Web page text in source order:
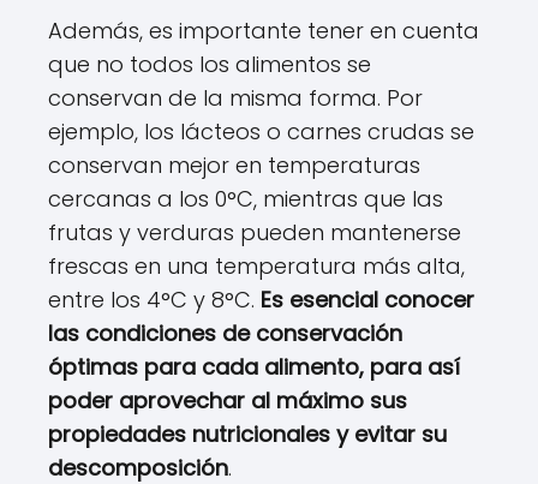
Además, es importante tener en cuenta
que no todos los alimentos se
conservan de la misma forma. Por
ejemplo, los lácteos o carnes crudas se
conservan mejor en temperaturas
cercanas a los 0°C, mientras que las
frutas y verduras pueden mantenerse
frescas en una temperatura más alta,
entre los 4°C y 8°C. Es esencial conocer
las condiciones de conservación
óptimas para cada alimento, para así
poder aprovechar al máximo sus
propiedades nutricionales y evitar su
descomposición.